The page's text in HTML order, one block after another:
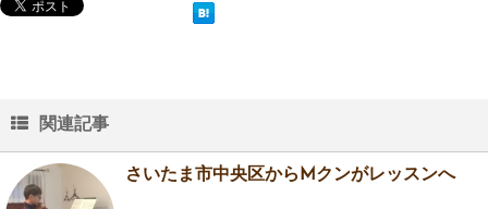
関連記事
さいたま市中央区からMクンがレッスンへ